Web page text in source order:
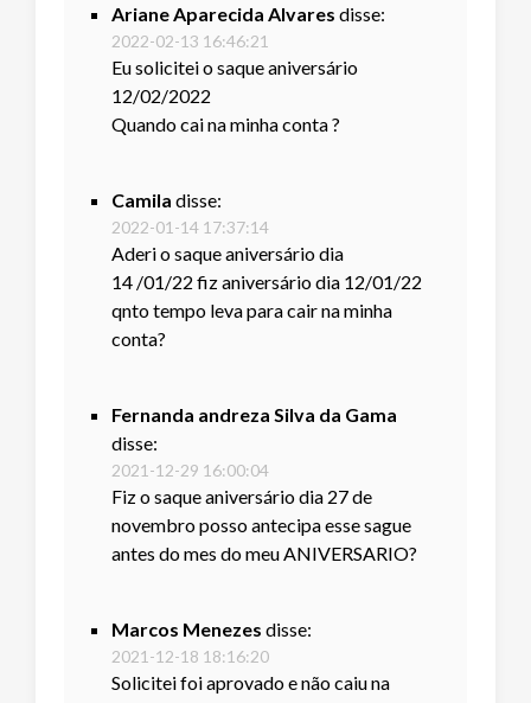
Ariane Aparecida Alvares disse:
2022-02-13 16:46:21
Eu solicitei o saque aniversário
12/02/2022
Quando cai na minha conta ?
Camila disse:
2022-01-14 17:37:14
Aderi o saque aniversário dia
14 /01/22 fiz aniversário dia 12/01/22
qnto tempo leva para cair na minha
conta?
Fernanda andreza Silva da Gama
disse:
2021-12-29 16:00:04
Fiz o saque aniversário dia 27 de
novembro posso antecipa esse sague
antes do mes do meu ANIVERSARIO?
Marcos Menezes disse:
2021-12-18 18:16:20
Solicitei foi aprovado e não caiu na